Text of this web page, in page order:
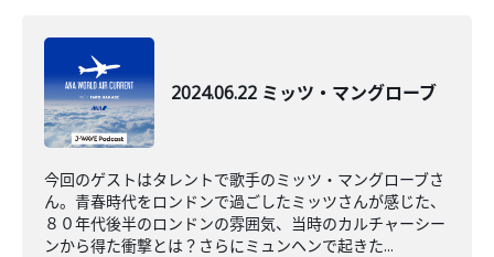
2024.06.22 ミッツ・マングローブ
今回のゲストはタレントで歌手のミッツ・マングローブさ
ん。青春時代をロンドンで過ごしたミッツさんが感じた、
８０年代後半のロンドンの雰囲気、当時のカルチャーシー
ンから得た衝撃とは？さらにミュンヘンで起きた...